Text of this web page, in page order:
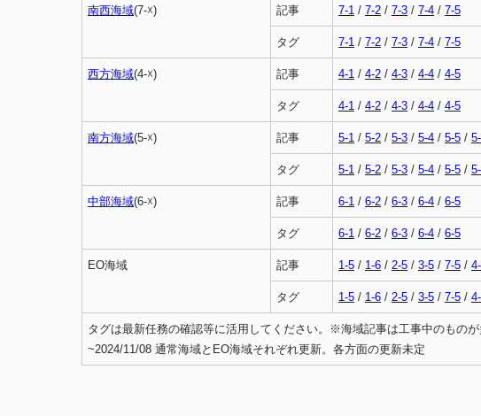
南西海域(7-☓) 記事 7-1 / 7-2 / 7-3 / 7-4 / 7-5
タグ 7-1 / 7-2 / 7-3 / 7-4 / 7-5
西方海域(4-☓) 記事 4-1 / 4-2 / 4-3 / 4-4 / 4-5
タグ 4-1 / 4-2 / 4-3 / 4-4 / 4-5
南方海域(5-☓) 記事 5-1 / 5-2 / 5-3 / 5-4 / 5-5 /
タグ 5-1 / 5-2 / 5-3 / 5-4 / 5-5 /
中部海域(6-☓) 記事 6-1 / 6-2 / 6-3 / 6-4 / 6-5
タグ 6-1 / 6-2 / 6-3 / 6-4 / 6-5
EO海域 記事 1-5 / 1-6 / 2-5 / 3-5 / 7-5 /
タグ 1-5 / 1-6 / 2-5 / 3-5 / 7-5 /
タグは最新任務の確認等に活用してください。※海域記事は工事中のもの
~2024/11/08 通常海域とEO海域それぞれ更新。各方面の更新未定